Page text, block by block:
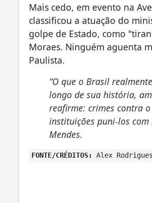
Mais cedo, em evento na
classificou a atuação do
golpe de Estado, como
Moraes. Ninguém aguenta
Paulista.
“O que o Brasil
longo de sua história,
reafirme: crimes contra
instituições puni-los
Mendes.
FONTE/CRÉDITOS: Alex